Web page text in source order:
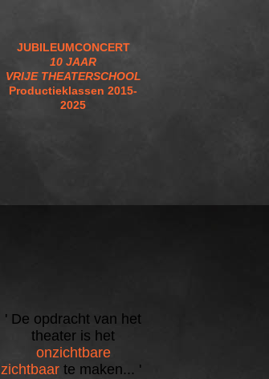
JUBILEUMCONCERT
10 JAAR
VRIJE THEATERSCHOOL
Productieklassen 2015-
2025
' De opdracht van het
theater is het
onzichtbare
zichtbaar te maken... '